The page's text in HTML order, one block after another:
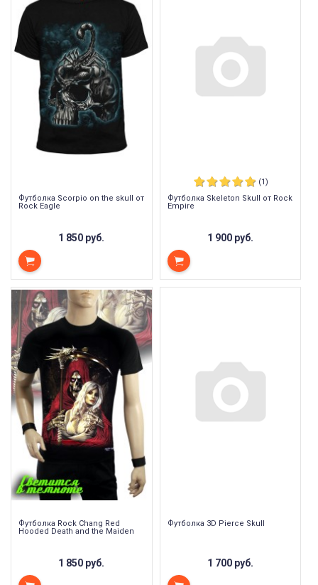
Футболка Scorpio on the skull от
Rock Eagle
1 850 руб.
(1)
Футболка Skeleton Skull от Rock
Empire
1 900 руб.
Футболка Rock Chang Red
Hooded Death and the Maiden
1 850 руб.
Футболка 3D Pierce Skull
1 700 руб.